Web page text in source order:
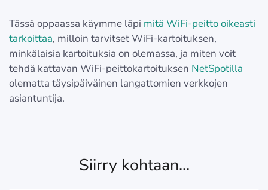
Tässä oppaassa käymme läpi mitä WiFi-peitto oikeasti
tarkoittaa, milloin tarvitset WiFi-kartoituksen,
minkälaisia kartoituksia on olemassa, ja miten voit
tehdä kattavan WiFi-peittokartoituksen NetSpotilla
olematta täysipäiväinen langattomien verkkojen
asiantuntija.
Siirry kohtaan...